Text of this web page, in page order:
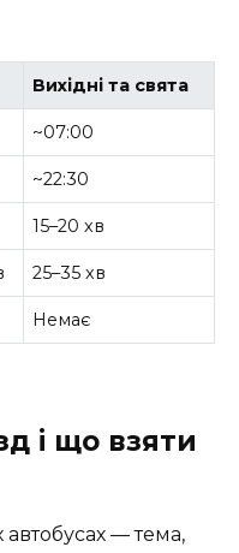
Вихідні та свята
~07:00
~22:30
15–20 хв
25–35 хв
Немає
і що взяти
автобусах — тема,